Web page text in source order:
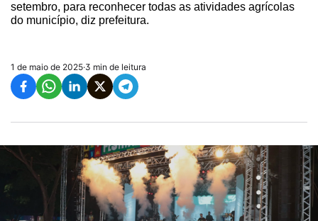
setembro, para reconhecer todas as atividades agrícolas
do município, diz prefeitura.
1 de maio de 2025·3 min de leitura